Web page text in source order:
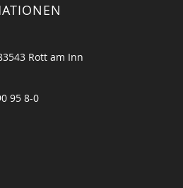
Rott am Inn
95 8-0